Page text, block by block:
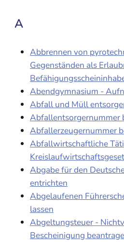
A
Abbrennen von
Gegenständen als
Abendgymnasium -
Abfall und Müll
Abfallentsorgernummer
Abfallerzeugernummer
Abfallwirtschaftliche
Abgabe für den
entrichten
Abgelaufenen
lassen
Abgeltungsteuer -
Bescheinigung